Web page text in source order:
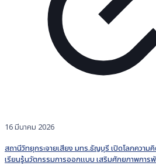
16 มีนาคม 2026
สถานีวิทยุกระจายเสียง มทร.ธัญบุรี เปิดโลกควา
เรียนรู้นวัตกรรมการออกแบบ เสริมศักยภาพกา